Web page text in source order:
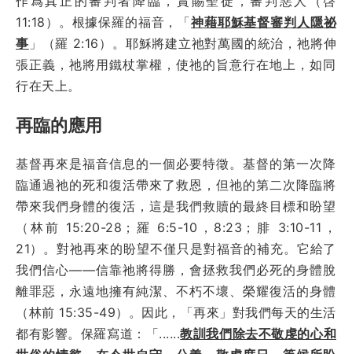
11:18）。根據保羅的福音，「神藉耶穌基督審判人隱祕
事 」（羅 2:16）。耶穌將建立祂對萬國的統治，祂將伸
張正義，祂將用鐵杖掌權，使祂的旨意行在地上，如同
行在天上。
再臨的應用
基督再來是福音信息的一個必要特徵。基督的第一次降
臨通過祂的死和復活帶來了救恩，但祂的第二次降臨將
帶來我們身體的復活，這是我們救贖的最終目標和盼望
（林前 15:20-28；羅 6:5-10，8:23；腓 3:10-11，
21）。對祂再來的盼望不僅只是對福音的補充。它給了
我們信心——信靠祂將得勝，會拯救我們必死的身體脫
離罪惡，永遠地擁有純潔、不朽不壞、榮耀復活的身體
（林前 15:35-49）。因此，「再來」對我們每天的生活
都有影響。保羅寫道：「......教訓我們除去不敬虔的心和